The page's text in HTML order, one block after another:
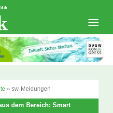
» sw-Meldungen
dem Bereich: Smart